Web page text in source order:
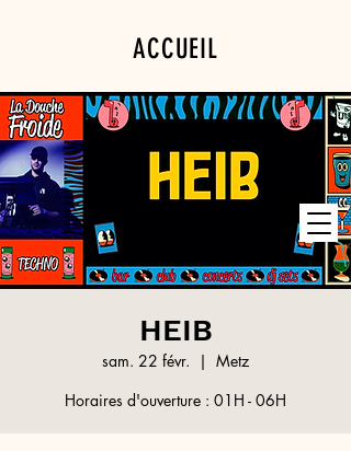
ACCUEIL
PROGRAMMATION
PRIVATISATION
HEIB
sam. 22 févr.
  |
Metz
Horaires d'ouverture : 01H - 06H